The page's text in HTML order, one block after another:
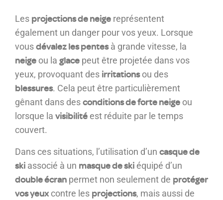
Les projections de neige représentent
également un danger pour vos yeux. Lorsque
vousdévalez les pentesà grande vitesse, la
neige ou la glace peut être projetée dans vos
yeux, provoquant des irritationsou des
blessures. Cela peut être particulièrement
gênant dans desconditions de forte neige ou
lorsque la visibilité est réduite par le temps
couvert.
Dans ces situations, l’utilisation d’un casque de
ski associé à un masque de ski équipé d’un
double écran permet non seulement de protéger
vos yeux contre les projections, mais aussi de